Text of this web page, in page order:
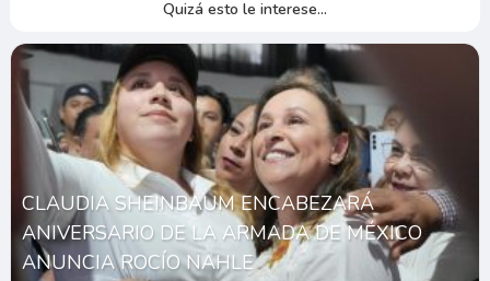
Quizá esto le interese...
CLAUDIA SHEINBAUM ENCABEZARÁ
ANIVERSARIO DE LA ARMADA DE MÉXICO
ANUNCIA ROCÍO NAHLE